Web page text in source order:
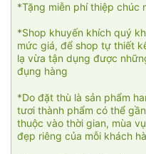
*Tặng miễn phí thiệp chúc
*Shop khuyến khích quý
mức giá, để shop tự thiết
lạ vừa tận dụng được
đụng hàng
*Do đặt thù là sản phẩm
tươi thành phẩm có thể
thuộc vào thời gian, mùa
đẹp riêng của mỗi khách